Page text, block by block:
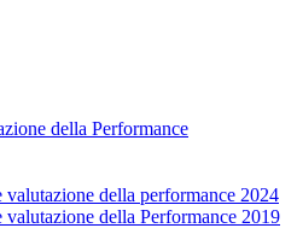
della Performance
valutazione della performance 2024
valutazione della Performance 2019